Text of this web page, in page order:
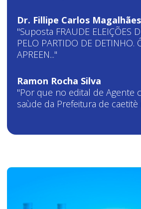
Dr. Fillipe Carlos Magalhães
"Suposta FRAUDE ELEIÇÕES
PELO PARTIDO DE DETINHO.
APREEN..."
Ramon Rocha Silva
"Por que no edital de Agente
saùde da Prefeitura de caetitè